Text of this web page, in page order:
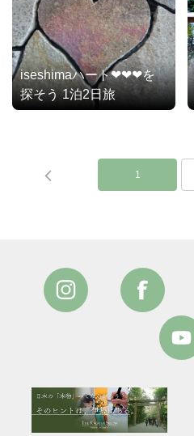
iseshimaハート❤❤❤を
探そう 1泊2日旅
1